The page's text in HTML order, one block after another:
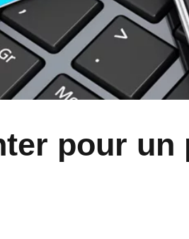
pour un